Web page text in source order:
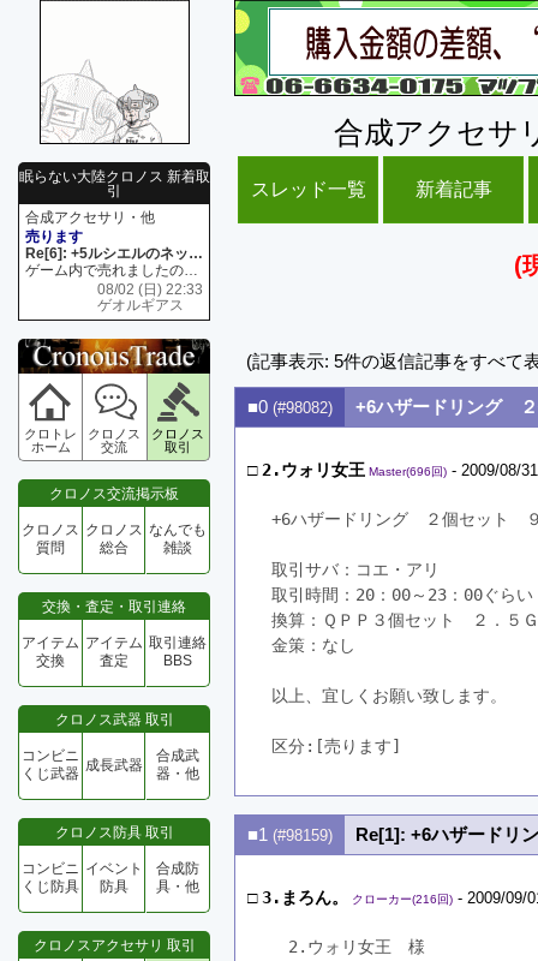
眠らない大陸クロノス 新着取
引
合成アクセサリ・他
売ります
Re[6]: +5ルシエルのネックレス
ゲーム内で売れましたので 在庫がネク1 リング4 となります リングのお値段は80G といたします
08/02 (日) 22:33
ゲオルギアス
クロトレ
ホーム
クロノス
交流
クロノス
取引
クロノス交流掲示板
クロノス
質問
クロノス
総合
なんでも
雑談
交換・査定・取引連絡
アイテム
交換
アイテム
査定
取引連絡
BBS
クロノス武器 取引
コンビニ
くじ武器 成長武器
合成武
器・他
クロノス防具 取引
コンビニ
くじ防具
イベント
防具
合成防
具・他
クロノスアクセサリ 取引
合成アクセサ
スレッド一覧 新着記事
(
(記事表示: 5件の返信記事をすべて
■0 (#98082) +6ハザードリング
□ 2.ウォリ女王 Master(696回) - 2009/08/
+6ハザードリング　２個セット　
取引サバ：コエ・アリ
取引時間：20：00～23：00ぐらい
換算：ＱＰＰ３個セット　２．５Ｇ
金策：なし
以上、宜しくお願い致します。
区分:[売ります]
■1 (#98159) Re[1]: +6ハザードリ
□3.まろん。 クローカー(216回) - 2009/09/
2.ウォリ女王　様